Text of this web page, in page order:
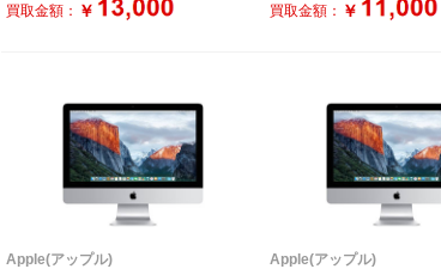
買取金額： ￥ 買取金額： ￥
Apple(アップル) Apple(アップル)